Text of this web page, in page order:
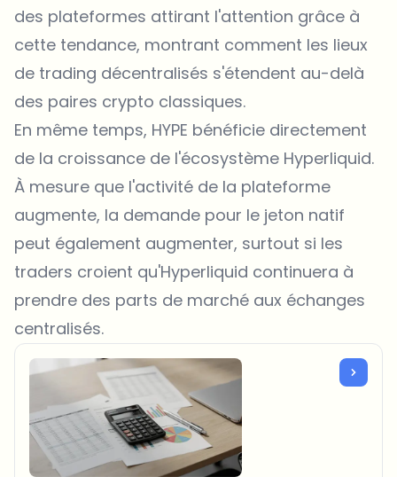
des plateformes attirant l'attention grâce à
cette tendance, montrant comment les lieux
de trading décentralisés s'étendent au-delà
des paires crypto classiques.
En même temps, HYPE bénéficie directement
de la croissance de l'écosystème Hyperliquid.
À mesure que l'activité de la plateforme
augmente, la demande pour le jeton natif
peut également augmenter, surtout si les
traders croient qu'Hyperliquid continuera à
prendre des parts de marché aux échanges
centralisés.